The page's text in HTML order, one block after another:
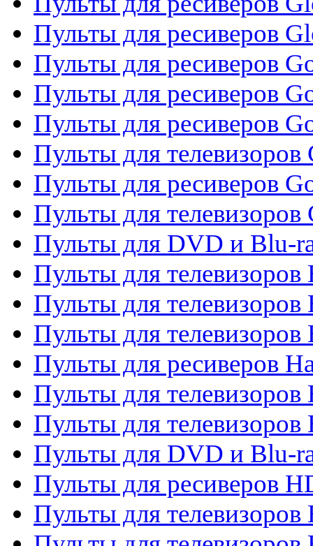
Пульты для ресиверов
Пульты для ресиверов
Пульты для ресиверов
Пульты для ресиверов
Пульты для телевизоров
Пульты для ресиверов
Пульты для телевизоров
Пульты для DVD и Blu-
Пульты для телевизоров
Пульты для телевизоров
Пульты для
Пульты для ресиверов
Пульты для телевизоров
Пульты для телевизоров
Пульты для DVD и Blu-
Пульты для ресиверов
Пульты для